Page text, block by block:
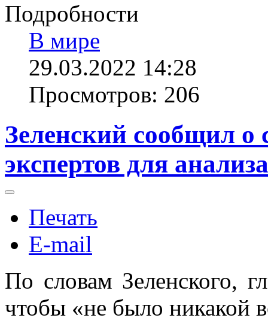
Подробности
В мире
29.03.2022 14:28
Просмотров: 206
Зеленский сообщил о
экспертов для
Печать
E-mail
По словам Зеленского,
чтобы «не было никакой